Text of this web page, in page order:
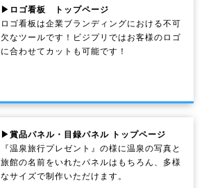
▶ロゴ看板 トップページ
ロゴ看板は企業ブランディングにおける不可
欠なツールです！ビジプリではお客様のロゴ
に合わせてカットも可能です！
▶賞品パネル・目録パネル トップページ
『温泉旅行プレゼント』の様に温泉の写真と
旅館の名前をいれたパネルはもちろん、多様
なサイズで制作いただけます。